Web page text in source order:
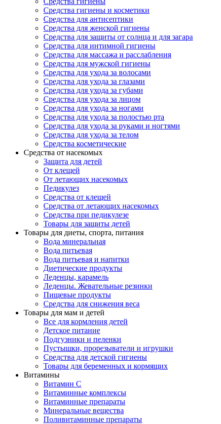
Средства гигиены и косметики
Средства для антисептики
Средства для женской гигиены
Средства для защиты от солнца и для загара
Средства для интимной гигиены
Средства для массажа и расслабления
Средства для мужской гигиены
Средства для ухода за волосами
Средства для ухода за глазами
Средства для ухода за губами
Средства для ухода за лицом
Средства для ухода за ногами
Средства для ухода за полостью рта
Средства для ухода за руками и ногтями
Средства для ухода за телом
Средства косметические
Средства от насекомых
Защита для детей
От клещей
От летающих насекомых
Педикулез
Средства от клещей
Средства от летающих насекомых
Средства при педикулезе
Товары для защиты детей
Товары для диеты, спорта, питания
Вода минеральная
Вода питьевая
Вода питьевая и напитки
Диетические продукты
Леденцы, карамель
Леденцы. Жевательные резинки
Пищевые продукты
Средства для снижения веса
Товары для мам и детей
Все для кормления детей
Детское питание
Подгузники и пеленки
Пустышки, прорезыватели и игрушки
Средства для детской гигиены
Товары для беременных и кормящих
Витамины
Витамин С
Витаминные комплексы
Витаминные препараты
Минеральные вещества
Поливитаминные препараты